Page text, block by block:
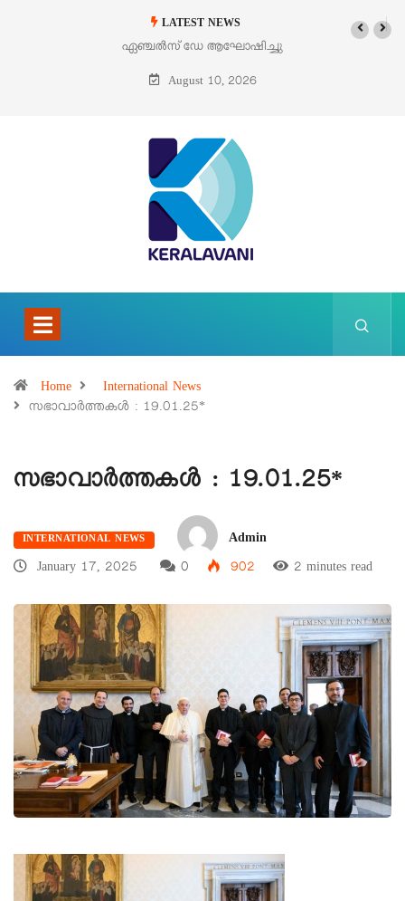
LATEST NEWS
ഓഗസ്റ്റ് 9 – വിശുദ്ധ തെരേസ ബെനഡിക്ട ഓഫ് ദ ക്രോസ് (എഡിത്ത്
സ്റ്റൈൻ)
August 10, 2026
Home
International News
സഭാവാര്‍ത്തകള്‍ : 19.01.25*
സഭാവാര്‍ത്തകള്‍ : 19.01.25*
INTERNATIONAL NEWS
Admin
January 17, 2025
0 902 2 minutes read